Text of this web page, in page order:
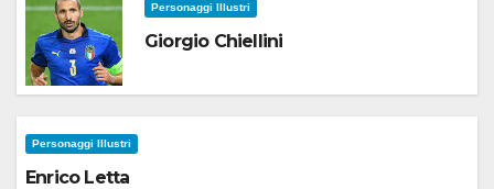
Personaggi Illustri
Giorgio Chiellini
Personaggi Illustri
Enrico Letta